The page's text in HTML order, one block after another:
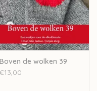
Boven de wolken 39
€13,00